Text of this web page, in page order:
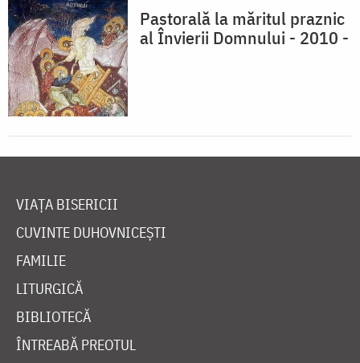
Pastorală la măritul praznic
al Învierii Domnului - 2010 -
VIAȚA BISERICII
CUVINTE DUHOVNICEȘTI
FAMILIE
LITURGICĂ
BIBLIOTECĂ
ÎNTREABĂ PREOTUL